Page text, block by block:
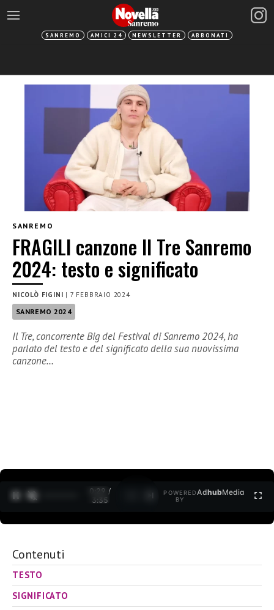
SANREMO AMICI 24 NEWSLETTER ABBONATI
SANREMO
FRAGILI canzone Il Tre Sanremo
2024: testo e significato
NICOLÒ FIGINI | 7 FEBBRAIO 2024
SANREMO 2024
Il Tre, concorrente Big del Festival di Sanremo 2024, ha
parlato del testo e del significato della sua nuovissima
canzone…
0:30 /
3:35
POWERED
BY
AdhubMedia
Contenuti
TESTO
SIGNIFICATO